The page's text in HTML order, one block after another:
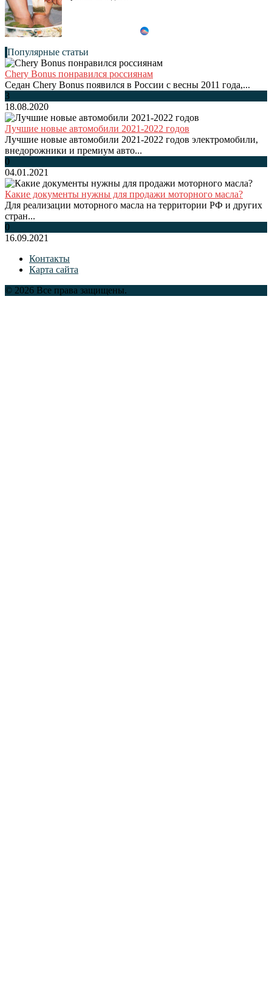
Популярные статьи
Chery Bonus понравился россиянам
Седан Chery Bonus появился в России с весны 2011 года,...
3
18.08.2020
Лучшие новые автомобили 2021-2022 годов
Лучшие новые автомобили 2021-2022 годов электромобили,
внедорожники и премиум авто...
0
04.01.2021
Какие документы нужны для продажи моторного масла?
Для реализации моторного масла на территории РФ и других
стран...
0
16.09.2021
Контакты
Карта сайта
© 2026 Все права защищены.